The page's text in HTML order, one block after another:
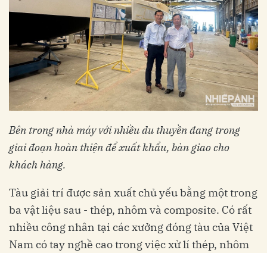
Bên trong nhà máy với nhiều du thuyền đang trong
giai đoạn hoàn thiện để xuất khẩu, bàn giao cho
khách hàng.
Tàu giải trí được sản xuất chủ yếu bằng một trong
ba vật liệu sau - thép, nhôm và composite. Có rất
nhiều công nhân tại các xưởng đóng tàu của Việt
Nam có tay nghề cao trong việc xử lí thép, nhôm